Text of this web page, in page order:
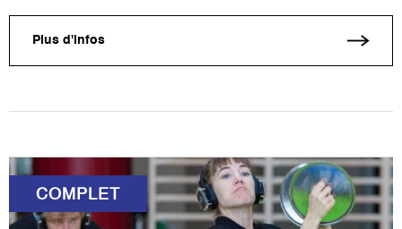
Plus d'infos
COMPLET